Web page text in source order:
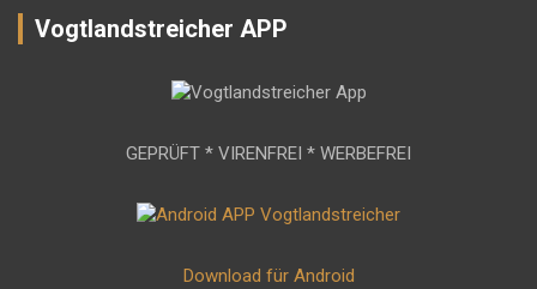
Vogtlandstreicher APP
GEPRÜFT * VIRENFREI * WERBEFREI
Download für Android